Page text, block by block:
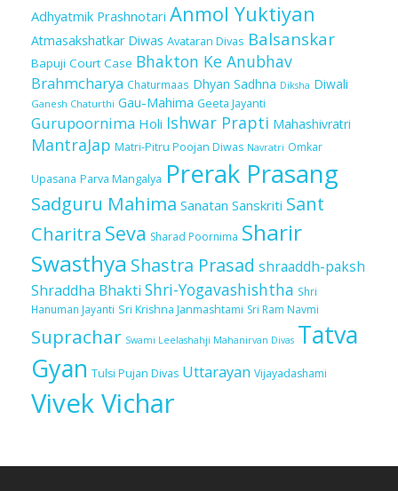
Adhyatmik Prashnotari Anmol Yuktiyan
Atmasakshatkar Diwas Avataran Divas Balsanskar
Bapuji Court Case Bhakton Ke Anubhav
Brahmcharya Chaturmaas Dhyan Sadhna Diksha Diwali
Ganesh Chaturthi Gau-Mahima Geeta Jayanti
Gurupoornima Holi Ishwar Prapti Mahashivratri
MantraJap Matri-Pitru Poojan Diwas Navratri Omkar
Upasana Parva Mangalya Prerak Prasang
Sadguru Mahima Sanatan Sanskriti Sant
Charitra Seva Sharad Poornima Sharir
Swasthya Shastra Prasad shraaddh-paksh
Shraddha Bhakti Shri-Yogavashishtha Shri
Hanuman Jayanti Sri Krishna Janmashtami Sri Ram Navmi
Suprachar Swami Leelashahji Mahanirvan Divas Tatva
Gyan Tulsi Pujan Divas Uttarayan Vijayadashami
Vivek Vichar